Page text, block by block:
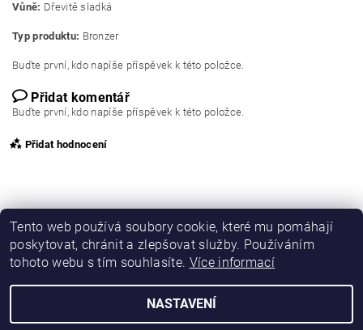
Vůně: Dřevitě sladká
Typ produktu: Bronzer
Buďte první, kdo napíše příspěvek k této položce.
Přidat komentář
Buďte první, kdo napíše příspěvek k této položce.
Přidat hodnocení
2026 © Opalovací kosmetika, všechna práva vyhrazena
Tento web používá soubory cookie, které mu pomáhají
poskytovat, chránit a zlepšovat služby. Používáním
tohoto webu s tím souhlasíte. Více informací
NASTAVENÍ